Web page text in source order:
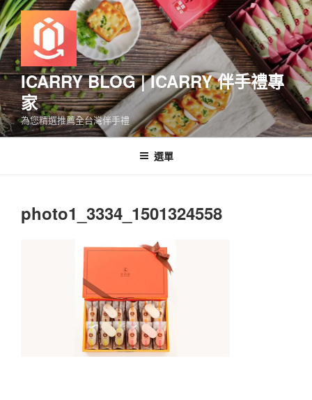
跳
至
主
要
內
容
ICARRY BLOG | ICARRY 伴手禮專
家
為您精選推薦全台灣伴手禮
選單
photo1_3334_1501324558